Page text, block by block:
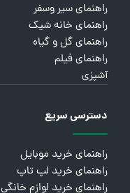
راهنمای سیر وسفر
راهنمای خانه شیک
راهنمای گل و گیاه
راهنمای فیلم
آشپزی
دسترسی سریع
راهنمای خرید موبایل
راهنمای خرید لپ تاپ
راهنمای خرید لوازم خانگی